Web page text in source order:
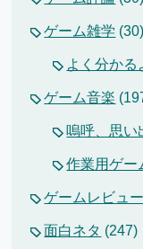
ゲーム雑学 (30)
よく分かる
ゲーム音楽
嗚呼、思い
作業用ゲー
ゲームレビュー
面白ネタ (247)